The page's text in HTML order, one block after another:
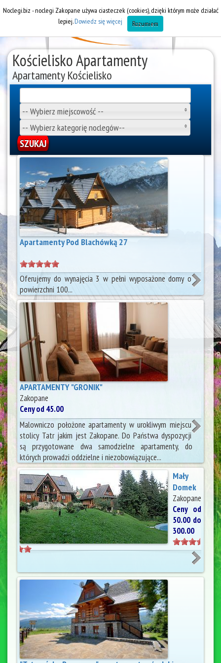
Kościelisko Apartamenty
Apartamenty Kościelisko
-- Wybierz miejscowość --
-- Wybierz kategorię noclegów--
Apartamenty Pod Blachówką 27
Oferujemy do wynajęcia 3 w pełni wyposażone domy o
powierzchni 100...
APARTAMENTY "GRONIK"
Zakopane
Ceny od 45.00
Malowniczo położone apartamenty w urokliwym miejscu
stolicy Tatr jakim jest Zakopane. Do Państwa dyspozycji
są przygotowane dwa samodzielne apartamenty, do
których prowadzi oddzielne i niezobowiązujące...
Mały
Domek
Zakopane
Ceny od
50.00 do
300.00
Noclegi.biz - noclegi Zakopane używa ciasteczek (cookies), dzięki którym może działać
lepiej.Dowiedz się więcej Rozumiem